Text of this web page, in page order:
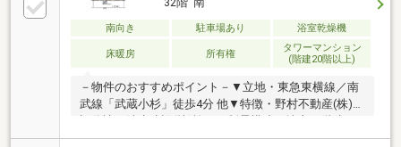
不動産のご売却、お住まいのご購入はお任せ下さい。
■資金計画について■購入条件について■税金につい
て・・・等不動産に関することなら、どのようなこと
でもお気軽にご相談くださいインターネット未掲載の
物件も多数取り扱っております。
南向き 駐車場あり 浴室乾燥機
床暖房 所有権
タワーマンション
(階建20階以上)
－物件のおすすめポイント－▼立地・東急東横線／南
武線「武蔵小杉」徒歩4分 他▼特徴・野村不動産(株)他
ワーレジデンス・LDK約15.6帖、コミュニケーション